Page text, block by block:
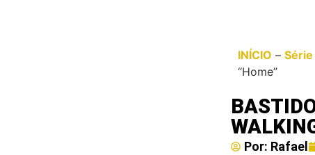
INÍCIO – Série
“Home”
Por: Rafael